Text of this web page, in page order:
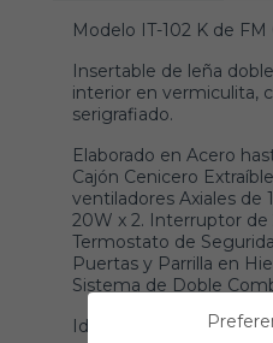
Modelo IT-102 K de FM
Insertable de leña
interior en vermiculita,
serigrafiado.
Elaborado en Acero
Cajón Cenicero
ventiladores Axiales de
20W x 2. Interruptor de
Termostato de
Puertas y Parrilla en
Sistema de Doble
Ideal para crear dos